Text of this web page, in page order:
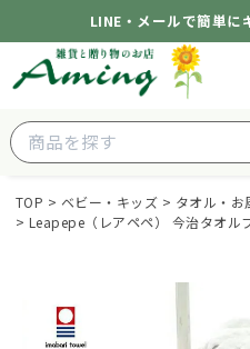
LINE・メールで簡単に
TOP ベビー・キッズ タオル・お
Leapepe（レアペペ） 今治タオル